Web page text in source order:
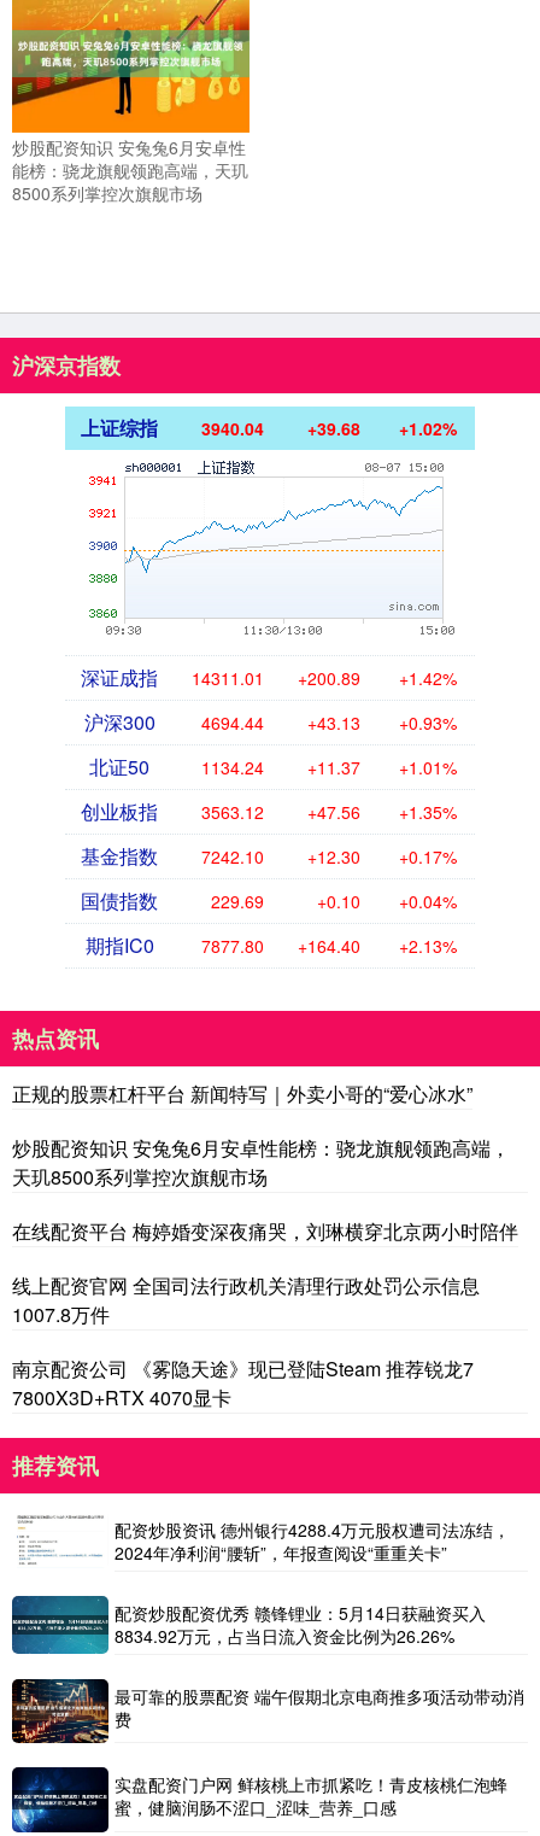
炒股配资知识 安兔兔6月安卓性
能榜：骁龙旗舰领跑高端，天玑
8500系列掌控次旗舰市场
沪深京指数
上证综指 3940.04 +39.68 +1.02%
深证成指 14311.01 +200.89 +1.42%
沪深300 4694.44 +43.13 +0.93%
北证50 1134.24 +11.37 +1.01%
创业板指 3563.12 +47.56 +1.35%
基金指数 7242.10 +12.30 +0.17%
国债指数 229.69 +0.10 +0.04%
期指IC0 7877.80 +164.40 +2.13%
热点资讯
正规的股票杠杆平台 新闻特写｜外卖小哥的“爱心冰水”
炒股配资知识 安兔兔6月安卓性能榜：骁龙旗舰领跑高端，
天玑8500系列掌控次旗舰市场
在线配资平台 梅婷婚变深夜痛哭，刘琳横穿北京两小时陪伴
线上配资官网 全国司法行政机关清理行政处罚公示信息
1007.8万件
南京配资公司 《雾隐天途》现已登陆Steam 推荐锐龙7
7800X3D+RTX 4070显卡
推荐资讯
配资炒股资讯 德州银行4288.4万元股权遭司法冻结，
2024年净利润“腰斩”，年报查阅设“重重关卡”
配资炒股配资优秀 赣锋锂业：5月14日获融资买入
8834.92万元，占当日流入资金比例为26.26%
最可靠的股票配资 端午假期北京电商推多项活动带动消
费
实盘配资门户网 鲜核桃上市抓紧吃！青皮核桃仁泡蜂
蜜，健脑润肠不涩口_涩味_营养_口感